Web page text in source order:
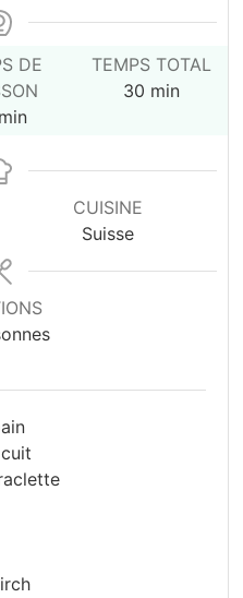
DE
min
TEMPS TOTAL
30minutes
min
CUISINE
Suisse